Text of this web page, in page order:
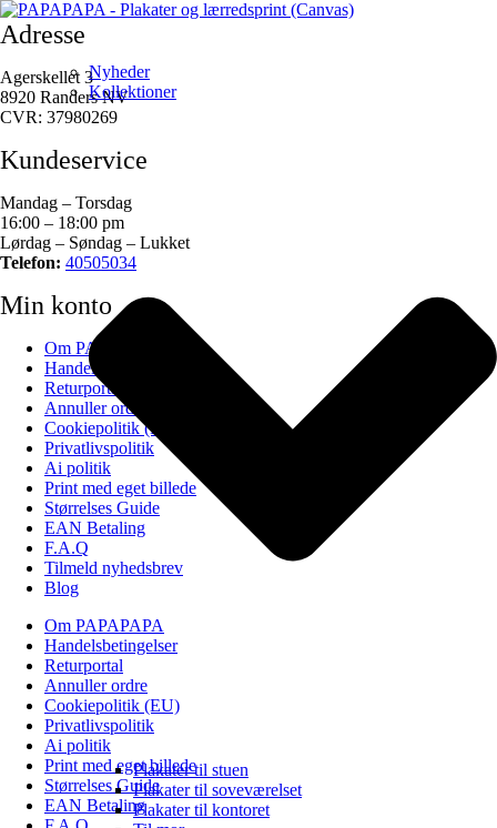
Nyheder
Kollektioner
Plakater til stuen
Plakater til soveværelset
Plakater til kontoret
Adresse
Agerskellet 3
8920 Randers NV
CVR: 37980269
Kundeservice
Mandag – Torsdag
16:00 – 18:00 pm
Lørdag – Søndag – Lukket
Telefon: 40505034
Min konto
Om PAPAPAPA
Handelsbetingelser
Returportal
Annuller ordre
Cookiepolitik (EU)
Privatlivspolitik
Ai politik
Print med eget billede
Størrelses Guide
EAN Betaling
F.A.Q
Tilmeld nyhedsbrev
Blog
Om PAPAPAPA
Handelsbetingelser
Returportal
Annuller ordre
Cookiepolitik (EU)
Privatlivspolitik
Ai politik
Print med eget billede
Størrelses Guide
EAN Betaling